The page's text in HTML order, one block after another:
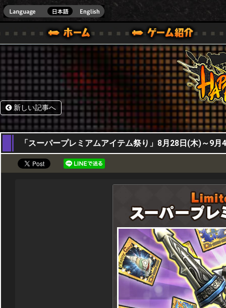
ONE VER.]
ガイド
ル｜HAPPY WARS(ハッピーウォーズ)公式サイト [ XBOX 360,XBOX ONE VER.]
サポート | HAPPY WARS(ハッピーウォーズ)公式サイ
新しい記事へ
28,08,2025
「スーパープレミアムアイテム祭り」8月28日(木)～9月